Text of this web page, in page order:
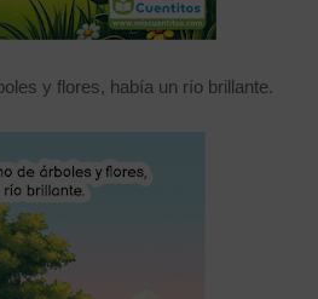
y flores, había un río brillante.